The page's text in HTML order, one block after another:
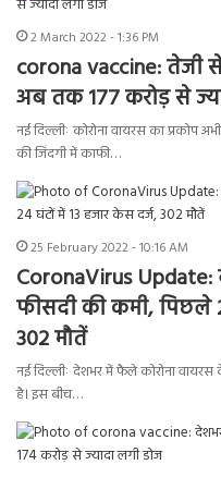
2 March 2022 - 1:36 PM
corona vaccine: तेजी
अब तक 177 करोड़ से
नई दिल्लीः कोरोना वायरस का प्रकोप
की जिंदगी में काफी…
25 February 2022 - 10:16 AM
CoronaVirus
फीसदी की कमी, पिछले
302 मौतें
नई दिल्लीः देशभर में फैले कोरोना
है। इस बीच…